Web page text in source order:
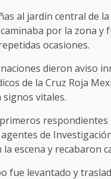
al jardín central de
por la zona
ocasiones.
dieron aviso
de la Cruz Roja
vitales.
de
escena y recabaron
fue levantado y